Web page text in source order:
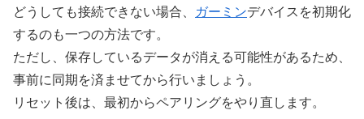
どうしても接続できない場合、 ガーミンデバイスを初期化
するのも一つの方法です。
ただし、保存しているデータが消える可能性があるため、
事前に同期を済ませてから行いましょう。
リセット後は、最初からペアリングをやり直します。